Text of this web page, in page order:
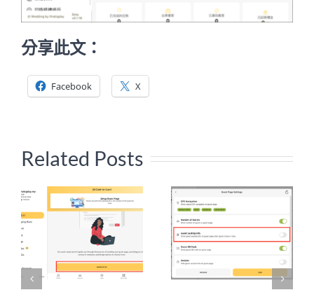
分享此文：
Facebook X
Related Posts